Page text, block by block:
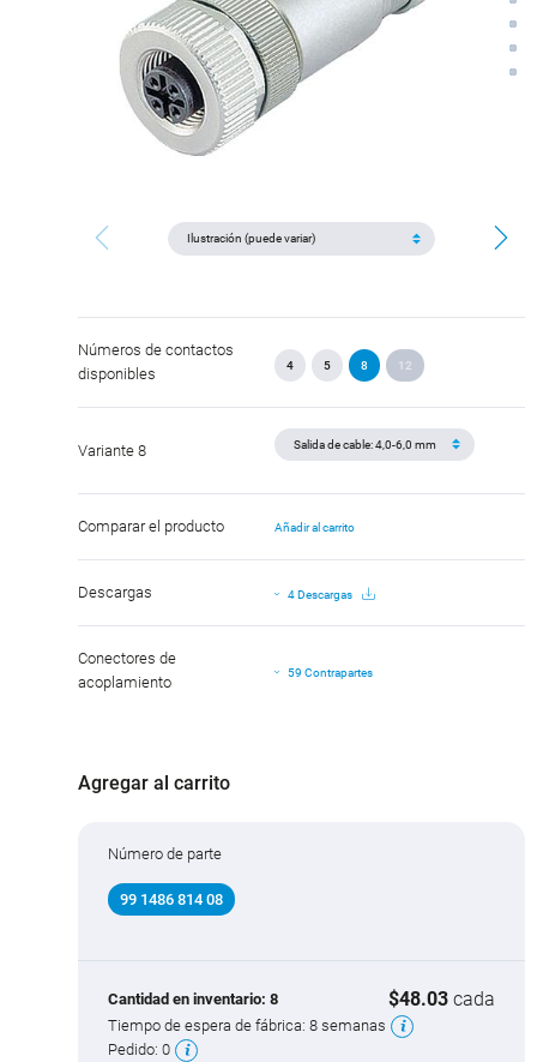
Números de contactos
disponibles
4 5 8 12
Variante 8
Comparar el producto Añadir al carrito
Descargas 4 Descargas
Conectores de
acoplamiento
59 Contrapartes
Agregar al carrito
Número de parte
99 1486 814 08
Cantidad en inventario: 8 $48.03 cada
Tiempo de espera de fábrica: 8 semanas
Pedido: 0